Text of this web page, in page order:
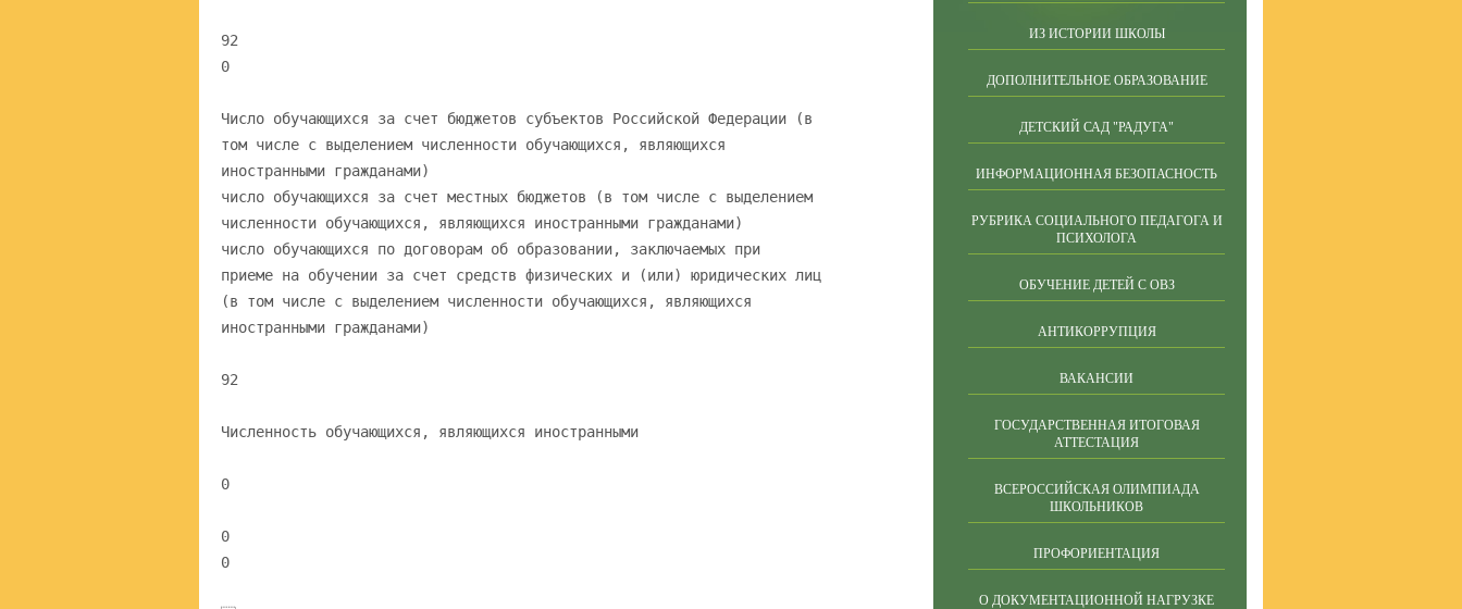
92
0
Число обучающихся за счет бюджетов субъектов Российской Федерации (в
том числе с выделением численности обучающихся, являющихся
иностранными гражданами)
число обучающихся за счет местных бюджетов (в том числе с выделением
численности обучающихся, являющихся иностранными гражданами)
число обучающихся по договорам об образовании, заключаемых при
приеме на обучении за счет средств физических и (или) юридических лиц
(в том числе с выделением численности обучающихся, являющихся
иностранными гражданами)
92
Численность обучающихся, являющихся иностранными
0
0
0
ИЗ ИСТОРИИ ШКОЛЫ
ДОПОЛНИТЕЛЬНОЕ ОБРАЗОВАНИЕ
ДЕТСКИЙ САД "РАДУГА"
ИНФОРМАЦИОННАЯ БЕЗОПАСНОСТЬ
РУБРИКА СОЦИАЛЬНОГО ПЕДАГОГА И
ПСИХОЛОГА
ОБУЧЕНИЕ ДЕТЕЙ С ОВЗ
АНТИКОРРУПЦИЯ
ВАКАНСИИ
ГОСУДАРСТВЕННАЯ ИТОГОВАЯ
АТТЕСТАЦИЯ
ВСЕРОССИЙСКАЯ ОЛИМПИАДА
ШКОЛЬНИКОВ
ПРОФОРИЕНТАЦИЯ
О ДОКУМЕНТАЦИОННОЙ НАГРУЗКЕ